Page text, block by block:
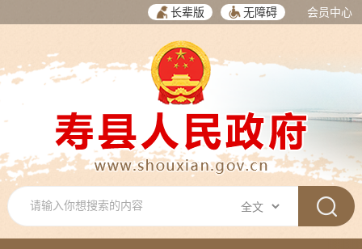
长辈版 无障碍 会员中心